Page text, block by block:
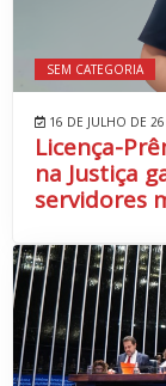
SEM CATEGORIA
16 DE JULHO DE 26
Licença-
na Justiça
servidores